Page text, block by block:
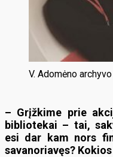
V. Adomėno archyvo
– Grįžkime prie
bibliotekai – tai,
esi dar kam nors
savanoriavęs?